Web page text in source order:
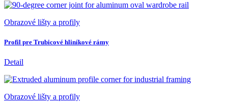
Obrazové lišty a profily
Profil pre Trubicové hliníkové rámy
Detail
Obrazové lišty a profily